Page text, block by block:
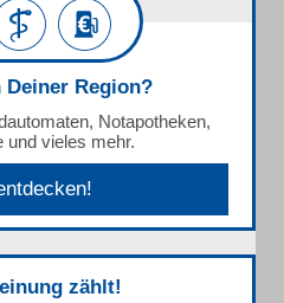
Deiner Region?
Notapotheken,
und vieles mehr.
zählt!